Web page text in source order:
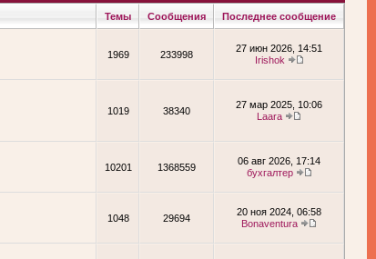
Темы Сообщения Последнее сообщение
1969 233998
27 июн 2026, 14:51
Irishok
1019 38340
27 мар 2025, 10:06
Laara
10201 1368559
06 авг 2026, 17:14
бухгалтер
1048 29694
20 ноя 2024, 06:58
Bonaventura